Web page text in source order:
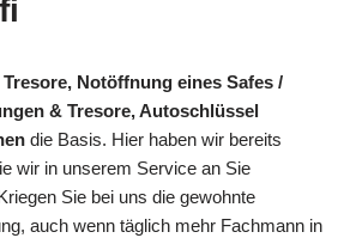
Tresore, Notöffnung eines Safes /
& Tresore, Autoschlüssel
die Basis. Hier haben wir bereits
wir in unserem Service an Sie
Sie bei uns die gewohnte
auch wenn täglich mehr Fachmann in